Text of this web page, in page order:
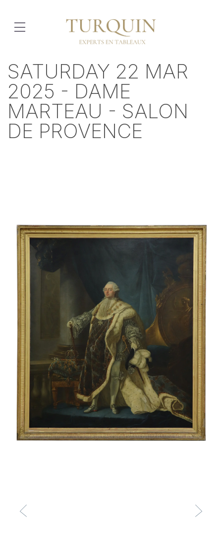
SATURDAY 22 MAR
2025 - DAME
MARTEAU - SALON
DE PROVENCE